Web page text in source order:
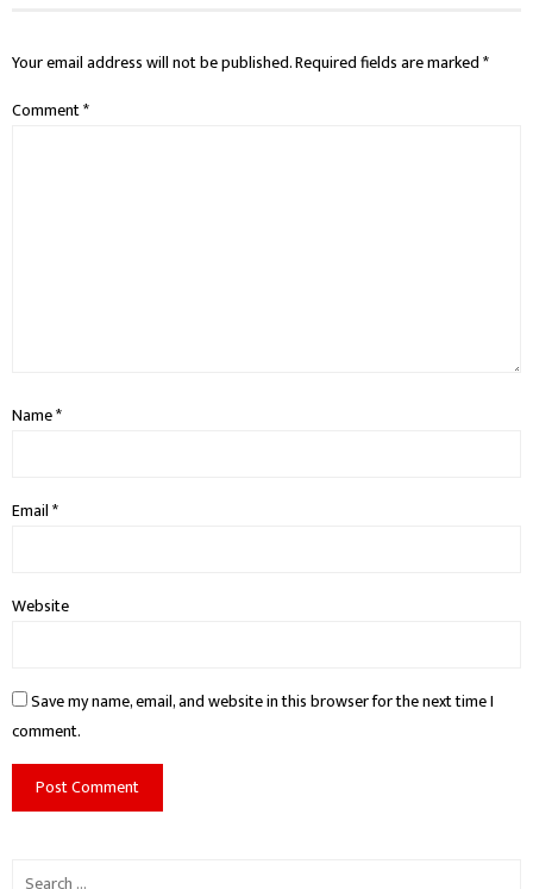
Your email address will not be published.Required fields are marked*
Comment*
Name*
Email*
Website
Save my name, email, and website in this browser for the next time I
comment.
Search